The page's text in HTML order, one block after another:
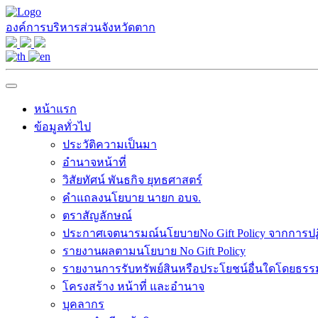
องค์การบริหารส่วนจังหวัดตาก
หน้าแรก
ข้อมูลทั่วไป
ประวัติความเป็นมา
อำนาจหน้าที่
วิสัยทัศน์ พันธกิจ ยุทธศาสตร์
คำแถลงนโยบาย นายก อบจ.
ตราสัญลักษณ์
ประกาศเจตนารมณ์นโยบายNo Gift Policy จากการ
รายงานผลตามนโยบาย No Gift Policy
รายงานการรับทรัพย์สินหรือประโยชน์อื่นใดโดยธรร
โครงสร้าง หน้าที่ และอำนาจ
บุคลากร